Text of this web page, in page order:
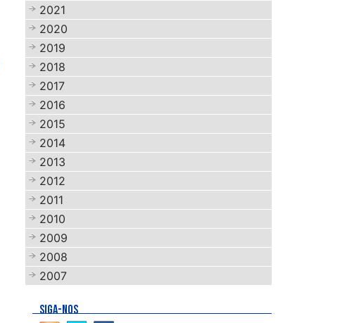
2021
2020
2019
2018
2017
2016
2015
2014
2013
2012
2011
2010
2009
2008
2007
SIGA-NOS